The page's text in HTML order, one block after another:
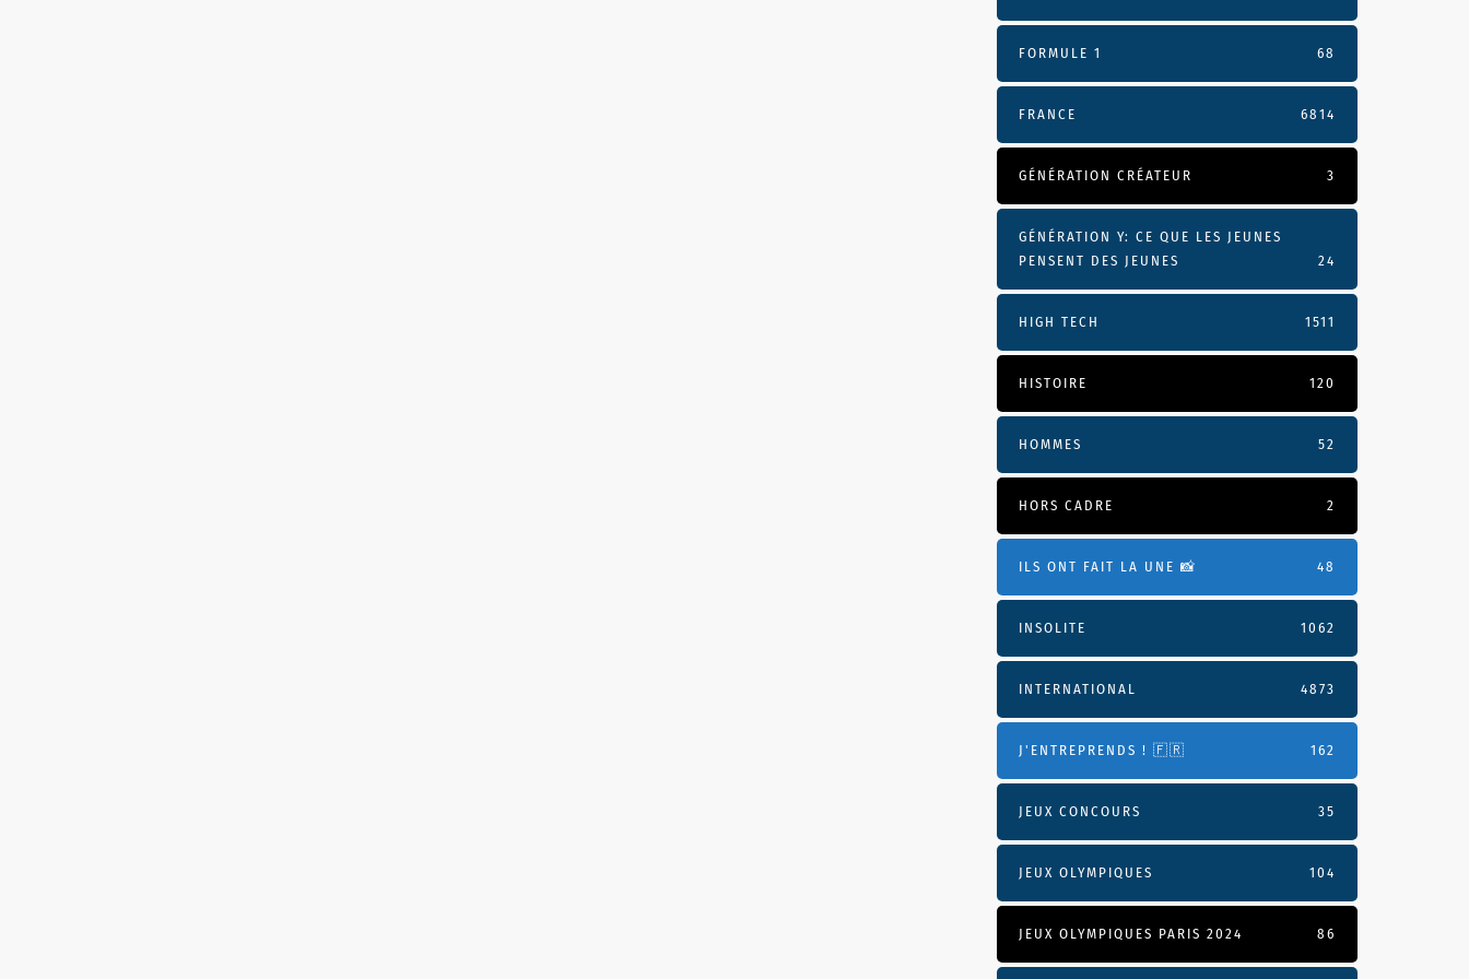
FORMULE 1 68
FRANCE 6814
GÉNÉRATION CRÉATEUR 3
GÉNÉRATION Y: CE QUE LES JEUNES
PENSENT DES JEUNES
24
HIGH TECH 1511
HISTOIRE 120
HOMMES 52
HORS CADRE 2
ILS ONT FAIT LA UNE 📸 48
INSOLITE 1062
INTERNATIONAL 4873
J'ENTREPRENDS ! 🇫🇷 162
JEUX CONCOURS 35
JEUX OLYMPIQUES 104
JEUX OLYMPIQUES PARIS 2024 86